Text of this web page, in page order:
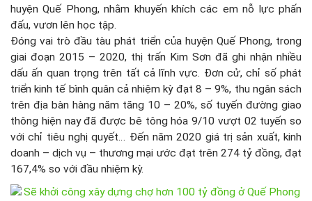
huyện Quế Phong, nhằm khuyến khích các em nỗ lực phấn
đấu, vươn lên học tập.
Đóng vai trò đầu tàu phát triển của huyện Quế Phong, trong
giai đoạn 2015 – 2020, thị trấn Kim Sơn đã ghi nhận nhiều
dấu ấn quan trọng trên tất cả lĩnh vực. Đơn cử, chỉ số phát
triển kinh tế bình quân cả nhiệm kỳ đạt 8 – 9%, thu ngân sách
trên địa bàn hàng năm tăng 10 – 20%, số tuyến đường giao
thông hiện nay đã được bê tông hóa 9/10 vượt 02 tuyến so
với chỉ tiêu nghị quyết… Đến năm 2020 giá trị sản xuất, kinh
doanh – dịch vụ – thương mại ước đạt trên 274 tỷ đồng, đạt
167,4% so với đầu nhiệm kỳ.